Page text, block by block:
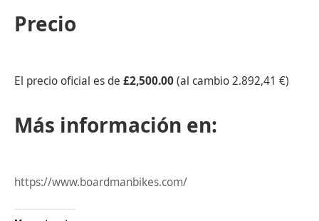
Precio
El precio oficial es de £2,500.00(al cambio 2.892,41 €)
Más información en:
https://www.boardmanbikes.com/